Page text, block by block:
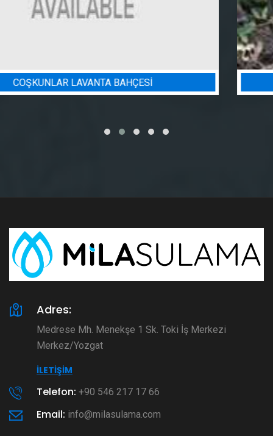
BADEM BAHÇESI SULAMA PROJESI
Adres:
Medrese Mh. Menekşe 1 Sk. Toki İş Merkezi
Merkez/Yozgat
İLETIŞIM
Telefon: +90 546 217 17 66
Email: info@milasulama.com